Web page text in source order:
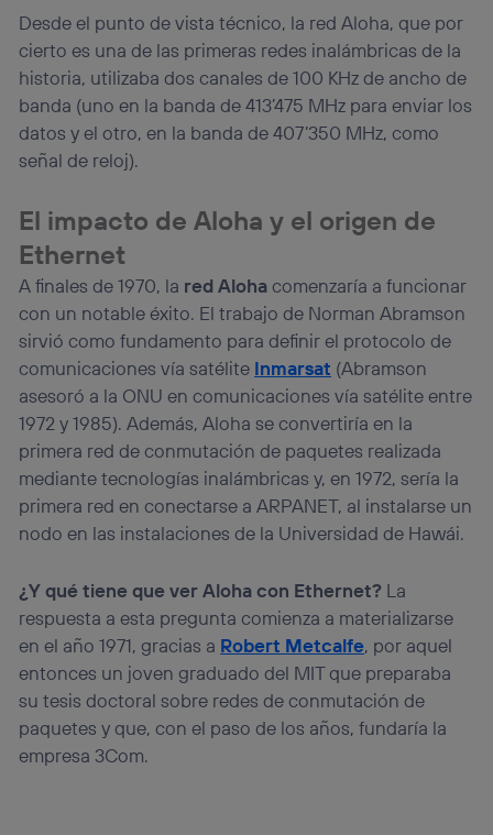
Desde el punto de vista técnico, la red Aloha, que por
cierto es una de las primeras redes inalámbricas de la
historia, utilizaba dos canales de 100 KHz de ancho de
banda (uno en la banda de 413’475 MHz para enviar los
datos y el otro, en la banda de 407’350 MHz, como
señal de reloj).
El impacto de Aloha y el origen de
Ethernet
A finales de 1970, la red Alohacomenzaría a funcionar
con un notable éxito. El trabajo de Norman Abramson
sirvió como fundamento para definir el protocolo de
comunicaciones vía satélite Inmarsat (Abramson
asesoró a la ONU en comunicaciones vía satélite entre
1972 y 1985). Además, Aloha se convertiría en la
primera red de conmutación de paquetes realizada
mediante tecnologías inalámbricas y, en 1972, sería la
primera red en conectarse a ARPANET, al instalarse un
nodo en las instalaciones de la Universidad de Hawái.
¿Y qué tiene que ver Aloha con Ethernet? La
respuesta a esta pregunta comienza a materializarse
en el año 1971, gracias a Robert Metcalfe, por aquel
entonces un joven graduado del MIT que preparaba
su tesis doctoral sobre redes de conmutación de
paquetes y que, con el paso de los años, fundaría la
empresa 3Com.